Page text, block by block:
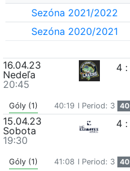
Sezóna 2021/2022
Sezóna 2020/2021
16.04.23
Nedeľa
20:45
4 :
Góly (1) 40:19 I Period: 3 40
15.04.23
Sobota
19:30
4 :
Góly (1) 41:08 I Period: 3 40